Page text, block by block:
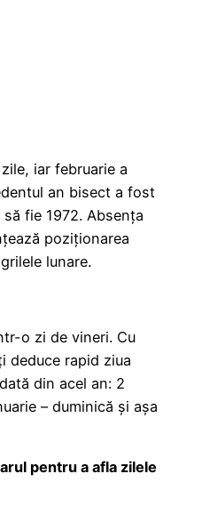
iar februarie a
an bisect a fost
fie 1972. Absența
poziționarea
lunare.
o zi de vineri. Cu
deduce rapid ziua
din acel an: 2
– duminică și așa
pentru a afla zilele